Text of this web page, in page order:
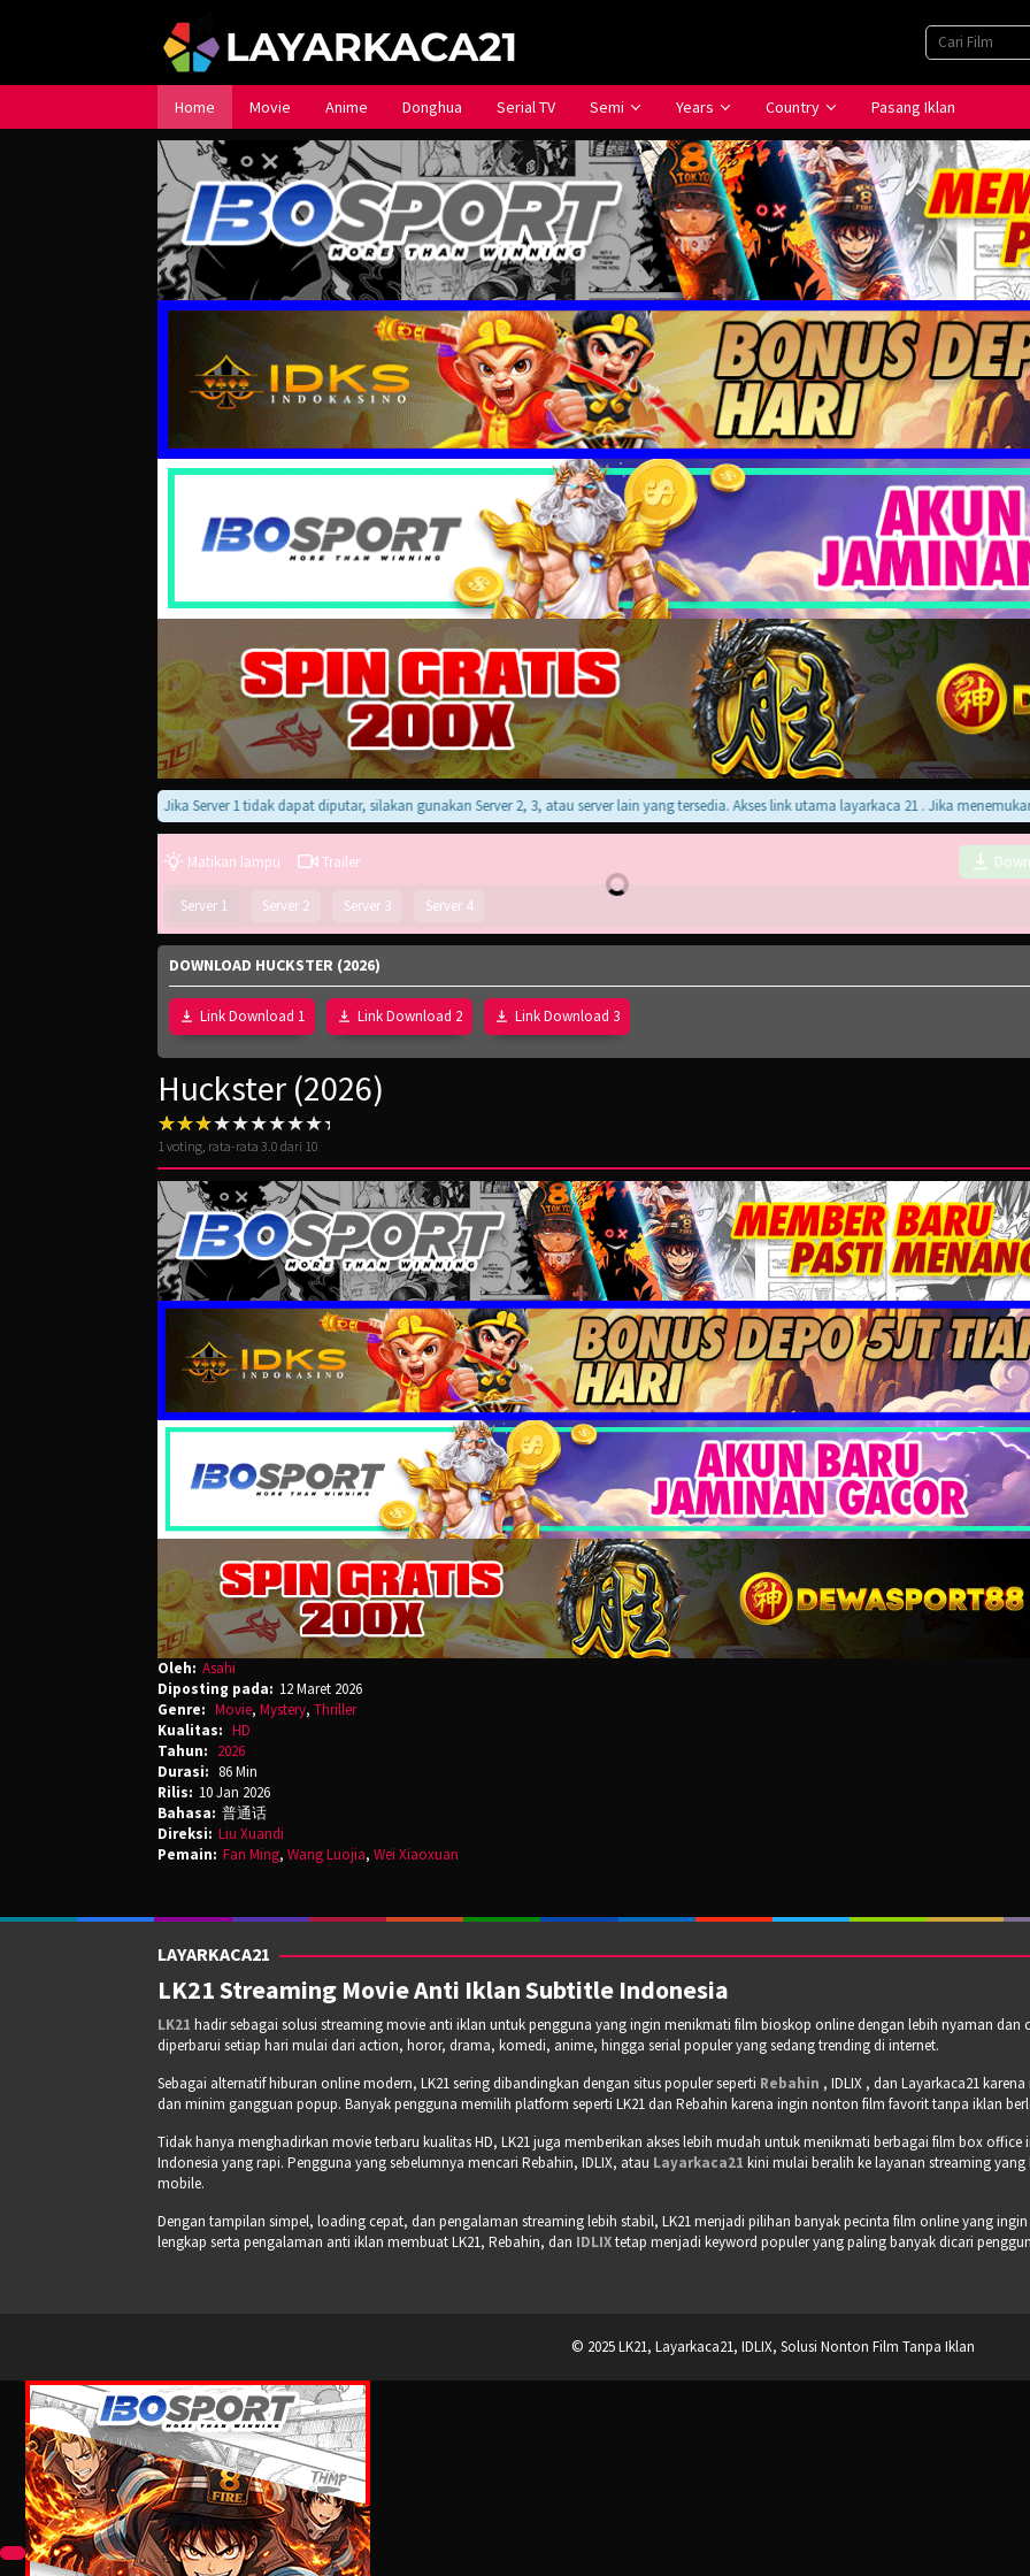
Home Movie Anime Donghua Serial TV Semi Years Country Pasang Iklan
Jika Server 1 tidak dapat diputar, silakan gunakan Server 2, 3, atau server lain yang tersedia. Akses link utama layarkaca 21 . Jika menemukan
Matikan lampu Trailer
Server 1 Server 2 Server 3 Server 4
DOWNLOAD HUCKSTER (2026)
Link Download 1 Link Download 2 Link Download 3
Huckster (2026)
1voting, rata-rata 3.0 dari 10
Oleh: Asahi
Diposting pada: 12 Maret 2026
Genre: Movie, Mystery, Thriller
Kualitas: HD
Tahun: 2026
Durasi: 86 Min
Rilis: 10 Jan 2026
Bahasa: 普通话
Direksi: Liu Xuandi
Pemain: Fan Ming, Wang Luojia, Wei Xiaoxuan
LAYARKACA21
LK21 Streaming Movie Anti Iklan Subtitle Indonesia
LK21 hadir sebagai solusi streaming movie anti iklan untuk pengguna yang ingin menikmati film bioskop online dengan lebih nyaman dan
diperbarui setiap hari mulai dari action, horor, drama, komedi, anime, hingga serial populer yang sedang trending di internet.
Sebagai alternatif hiburan online modern, LK21 sering dibandingkan dengan situs populer seperti Rebahin , IDLIX , dan Layarkaca21
dan minim gangguan popup. Banyak pengguna memilih platform seperti LK21 dan Rebahin karena ingin nonton film favorit tanpa iklan
Tidak hanya menghadirkan movie terbaru kualitas HD, LK21 juga memberikan akses lebih mudah untuk menikmati berbagai film box
Indonesia yang rapi. Pengguna yang sebelumnya mencari Rebahin, IDLIX, atau Layarkaca21 kini mulai beralih ke layanan streaming
mobile.
Dengan tampilan simpel, loading cepat, dan pengalaman streaming lebih stabil, LK21 menjadi pilihan banyak pecinta film online yang
lengkap serta pengalaman anti iklan membuat LK21, Rebahin, dan IDLIXtetap menjadi keyword populer yang paling banyak dicari
© 2025 LK21, Layarkaca21, IDLIX, Solusi Nonton Film Tanpa Iklan